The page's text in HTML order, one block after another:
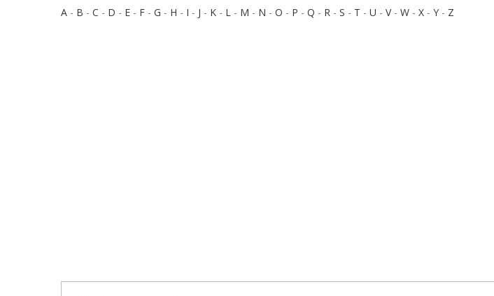
A - B - C - D - E - F - G - H - I - J - K - L - M - N - O - P - Q - R - S - T - U - V- W - X - Y - Z